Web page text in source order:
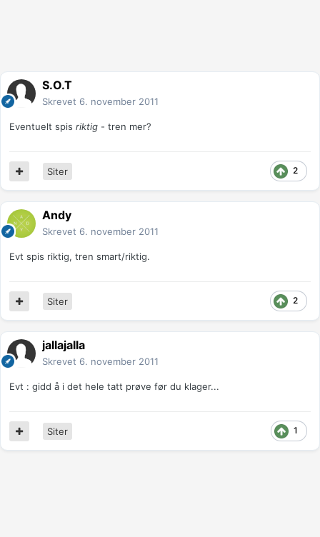
S.O.T
Skrevet 6. november 2011
Eventuelt spis riktig - tren mer?
2
Siter
Andy
Skrevet 6. november 2011
Evt spis riktig, tren smart/riktig.
2
Siter
jallajalla
Skrevet 6. november 2011
Evt : gidd å i det hele tatt prøve før du klager...
1
Siter